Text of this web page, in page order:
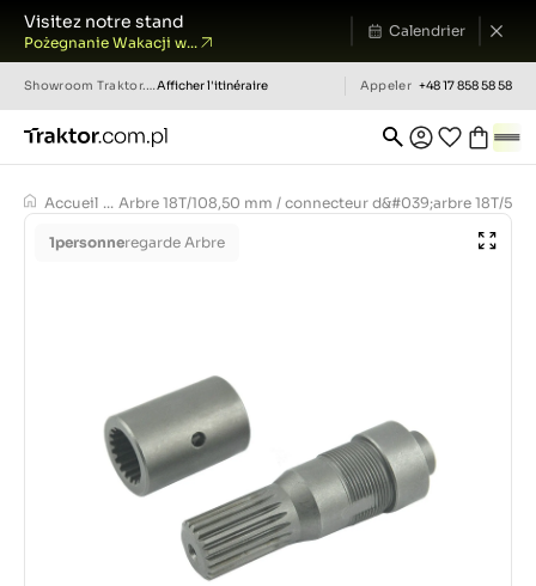
Visitez notre stand
Pożegnanie Wakacji w...
Calendrier
Showroom Traktor.com.pl Afficher l'itinéraire Appeler +48 17 858 58 58
Accueil ... Arbre 18T/108,50 mm / connecteur d&#039;arbre 18T/50
1personneregarde Arbre